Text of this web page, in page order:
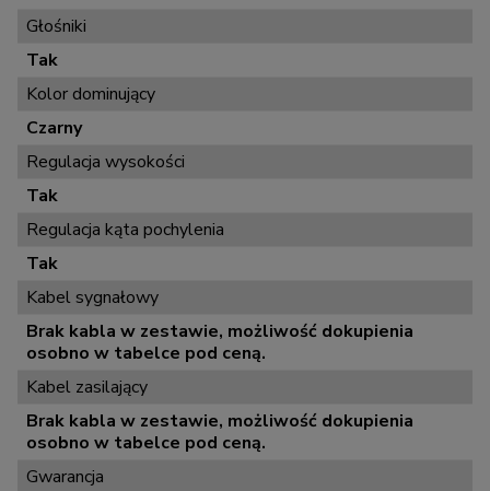
Głośniki
Tak
Kolor dominujący
Czarny
Regulacja wysokości
Tak
Regulacja kąta pochylenia
Tak
Kabel sygnałowy
Brak kabla w zestawie, możliwość dokupienia
osobno w tabelce pod ceną.
Kabel zasilający
Brak kabla w zestawie, możliwość dokupienia
osobno w tabelce pod ceną.
Gwarancja